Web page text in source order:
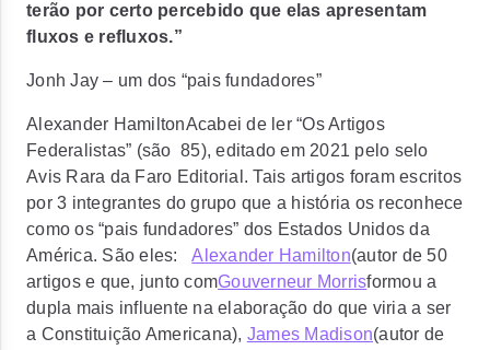
terão por certo percebido que elas apresentam
fluxos e refluxos.”
Jonh Jay – um dos “pais fundadores”
Alexander HamiltonAcabei de ler “Os Artigos
Federalistas” (são 85), editado em 2021 pelo selo
Avis Rara da Faro Editorial. Tais artigos foram escritos
por 3 integrantes do grupo que a história os reconhece
como os “pais fundadores” dos Estados Unidos da
América. São eles:Alexander Hamilton(autor de 50
artigos e que, junto comGouverneur Morrisformou a
dupla mais influente na elaboração do que viria a ser
a Constituição Americana), James Madison(autor de